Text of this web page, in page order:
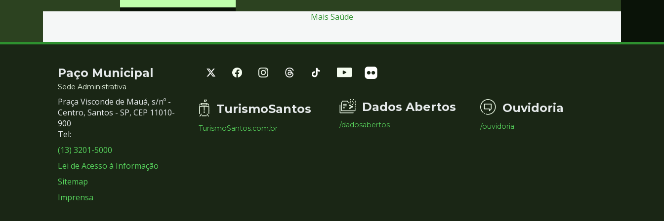
Mais Saúde
Contato
e
Redes
Sociais
Paço Municipal
Sede Administrativa
Praça Visconde de Mauá, s/nº -
Centro, Santos - SP, CEP 11010-
900
Tel:
(13) 3201-5000
Lei de Acesso à Informação
Sitemap
Imprensa
TurismoSantos
TurismoSantos.com.br
Dados Abertos
/dadosabertos
Ouvidoria
/ouvidoria